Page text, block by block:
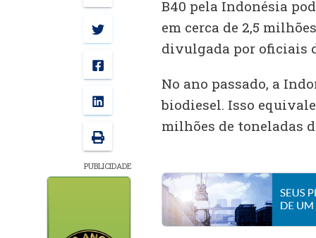
PUBLICIDADE
B40 pela Indonésia
em cerca de 2,5
divulgada por oficiais
No ano passado, a
biodiesel. Isso
milhões de toneladas